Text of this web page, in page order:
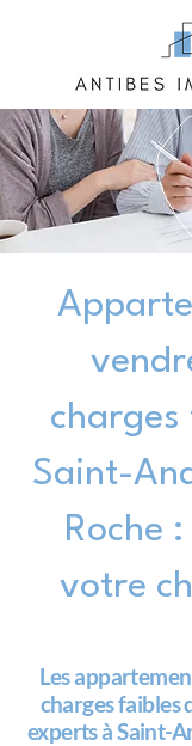
charges
Saint-
Roche
votre
Les
charges faibles
experts à Saint-